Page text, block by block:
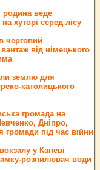
родина веде
хуторі серед лісу
черговий
від німецького
землю для
громада на
Дніпро,
громади під час війни
у Каневі
розпилювач води